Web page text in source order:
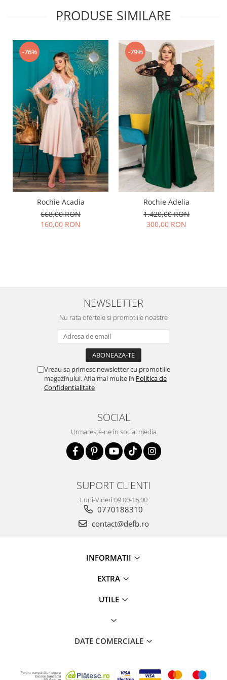
PRODUSE SIMILARE
-76%
Rochie Acadia
668,00 RON
160,00 RON
-79%
Rochie Adelia
1.420,00 RON
300,00 RON
NEWSLETTER
Nu rata ofertele si promotiile noastre
Vreau sa primesc newsletter cu promotiile
magazinului. Afla mai multe in Politica de
Confidentialitate
SOCIAL
Urmareste-ne in social media
SUPORT CLIENTI
Luni-Vineri 09.00-16.00
0770188310
contact@defb.ro
INFORMATII
EXTRA
UTILE
DATE COMERCIALE